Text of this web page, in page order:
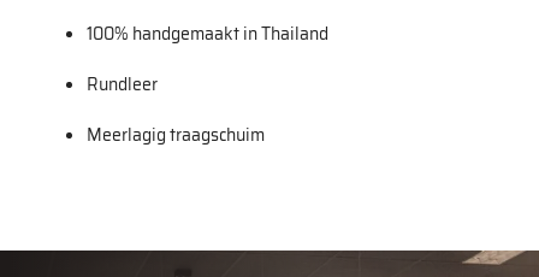
100% handgemaakt in Thailand
Rundleer
Meerlagig traagschuim